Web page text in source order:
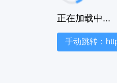
正在加载中...
手动跳转：